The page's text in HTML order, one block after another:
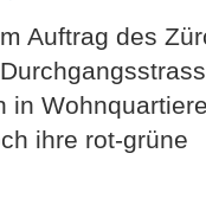
Auftrag des
in
ihre rot-grüne